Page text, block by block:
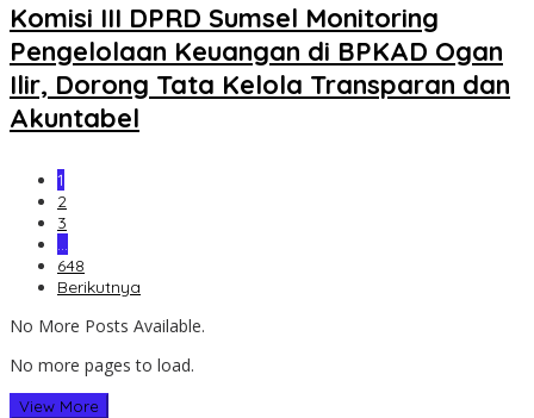
Komisi III DPRD Sumsel Monitoring
Pengelolaan Keuangan di BPKAD Ogan
Ilir, Dorong Tata Kelola Transparan dan
Akuntabel
1
2
3
…
648
Berikutnya
No More Posts Available.
No more pages to load.
View More